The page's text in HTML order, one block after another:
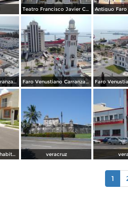
Teatro Francisco Javier Clavijero Antiguo
Faro Venustiano Carranza. Mayo/2018 Faro Venustiano Carranza y Museo Naval. Mayo/2018
Nuevos desarrollos habitacionales cerca del aeropuerto. Agosto/2013 veracruz
1